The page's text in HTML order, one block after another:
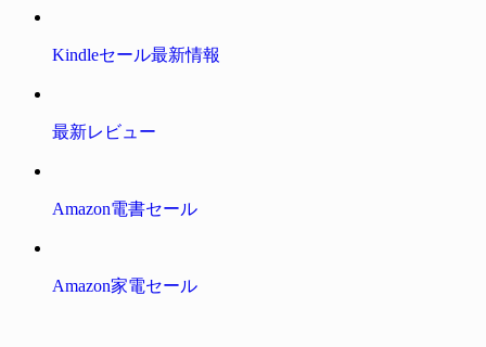
Kindleセール最新情報
最新レビュー
Amazon電書セール
Amazon家電セール